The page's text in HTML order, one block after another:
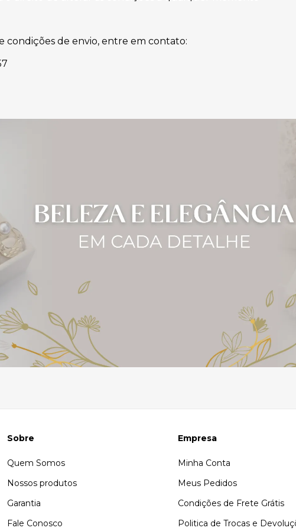
condições de envio, entre em contato:
Sobre
Quem Somos
Nossos produtos
Garantia
Fale Conosco
Empresa
Minha Conta
Meus Pedidos
Condições de Frete Grátis
Politica de Trocas e